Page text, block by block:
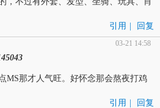
引用 | 回复
03-21 14:58
MS那才人气旺。好怀念那会熬夜打鸡
引用 | 回复